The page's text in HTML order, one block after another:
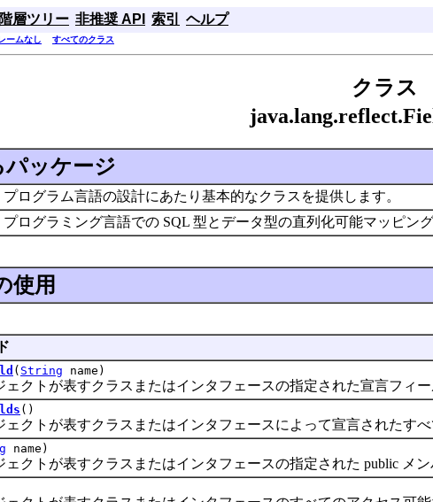
階層ツリー 非推奨 API 索引 ヘルプ
ームなし すべてのクラス
クラス
パッケージ
プログラム言語の設計にあたり基本的なクラスを提供します。
プログラミング言語での SQL 型とデータ型の直列化可能マッピン
使用
( String name)
ェクトが表すクラスまたはインタフェースの指定された宣言フィ
()
ェクトが表すクラスまたはインタフェースによって宣言されたす
name)
ェクトが表すクラスまたはインタフェースの指定された public メ